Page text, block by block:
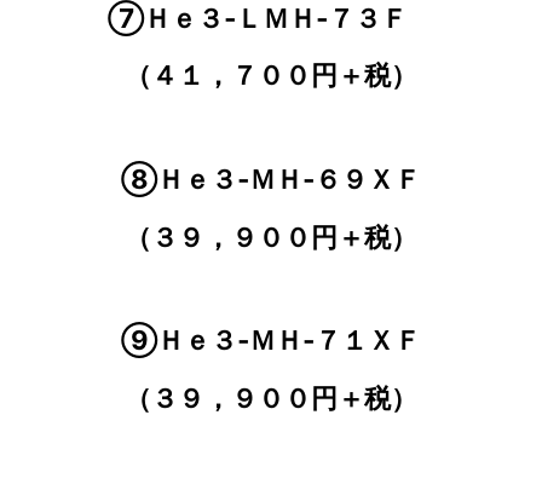
⑦Ｈｅ３‐ＬＭＨ‐７３Ｆ
（４１，７００円＋税）
⑧Ｈｅ３‐ＭＨ‐６９ＸＦ
（３９，９００円＋税）
⑨Ｈｅ３‐ＭＨ‐７１ＸＦ
（３９，９００円＋税）